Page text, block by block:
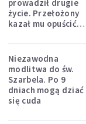
prowadził drugie
życie. Przełożony
kazał mu opuścić
Niezawodna
modlitwa do św.
Szarbela. Po 9
dniach mogą dziać
się cuda